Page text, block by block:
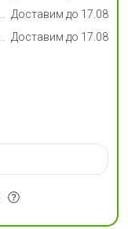
Доставим до 17.08
Доставим до 17.08